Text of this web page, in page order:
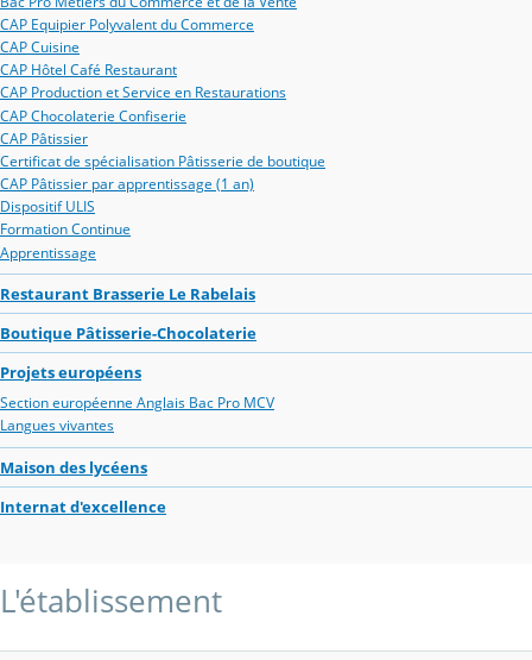
CAP Equipier Polyvalent du Commerce
CAP Cuisine
CAP Hôtel Café Restaurant
CAP Production et Service en Restaurations
CAP Chocolaterie Confiserie
CAP Pâtissier
Certificat de spécialisation Pâtisserie de boutique
CAP Pâtissier par apprentissage (1 an)
Dispositif ULIS
Formation Continue
Apprentissage
Restaurant Brasserie Le Rabelais
Boutique Pâtisserie-Chocolaterie
Projets européens
Section européenne Anglais Bac Pro MCV
Langues vivantes
Maison des lycéens
Internat d'excellence
L'établissement